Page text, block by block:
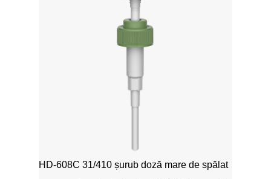
HD-608C 31/410 șurub doză mare de spălat